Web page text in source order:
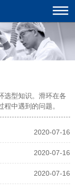
选型知识。滑环在各
中遇到的问题。
2020-07-16
2020-07-16
2020-07-16